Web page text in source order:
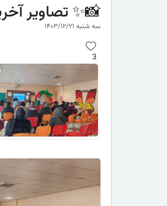
📸✨ تصاویر
سه شنبه ۱۴۰۳/۱۲/۲۱
3